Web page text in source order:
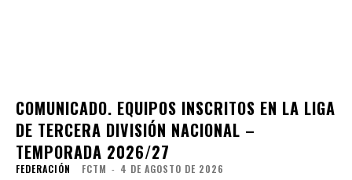
COMUNICADO. EQUIPOS INSCRITOS EN LA LIGA
DE TERCERA DIVISIÓN NACIONAL –
TEMPORADA 2026/27
FEDERACIÓN FCTM - 4 DE AGOSTO DE 2026